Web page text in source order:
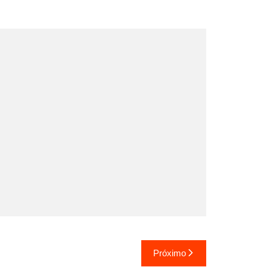
Próximo